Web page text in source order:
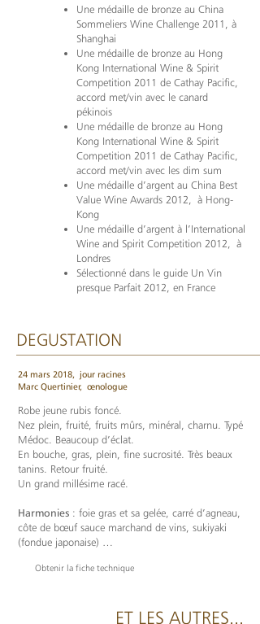
Une médaille de bronze au China
Sommeliers Wine Challenge 2011, à
Shanghai
Une médaille de bronze au Hong
Kong International Wine & Spirit
Competition 2011 de Cathay Pacific,
accord met/vin avec le canard
pékinois
Une médaille de bronze au Hong
Kong International Wine & Spirit
Competition 2011 de Cathay Pacific,
accord met/vin avec les dim sum
Une médaille d’argent au China Best
Value Wine Awards 2012, à Hong-
Kong
Une médaille d’argent à l’International
Wine and Spirit Competition 2012, à
Londres
Sélectionné dans le guide Un Vin
presque Parfait 2012, en France
DEGUSTATION
24 mars 2018, jour racines
Marc Quertinier, œnologue
Robe jeune rubis foncé.
Nez plein, fruité, fruits mûrs, minéral, charnu. Typé
Médoc. Beaucoup d’éclat.
En bouche, gras, plein, fine sucrosité. Très beaux
tanins. Retour fruité.
Un grand millésime racé.
Harmonies : foie gras et sa gelée, carré d’agneau,
côte de bœuf sauce marchand de vins, sukiyaki
(fondue japonaise) …
Obtenir la fiche technique
ET LES AUTRES...